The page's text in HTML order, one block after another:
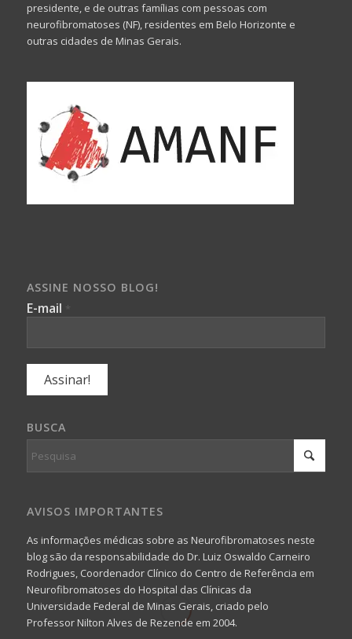
presidente, e de outras famílias com pessoas com
neurofibromatoses (NF), residentes em Belo Horizonte e
outras cidades de Minas Gerais.
ASSINE NOSSO BLOG!
E-mail *
BUSCA
AVISOS IMPORTANTES
As informações médicas sobre as Neurofibromatoses neste
blog são da responsabilidade do Dr. Luiz Oswaldo Carneiro
Rodrigues, Coordenador Clínico do Centro de Referência em
Neurofibromatoses do Hospital das Clínicas da
Universidade Federal de Minas Gerais, criado pelo
Professor Nilton Alves de Rezende em 2004.